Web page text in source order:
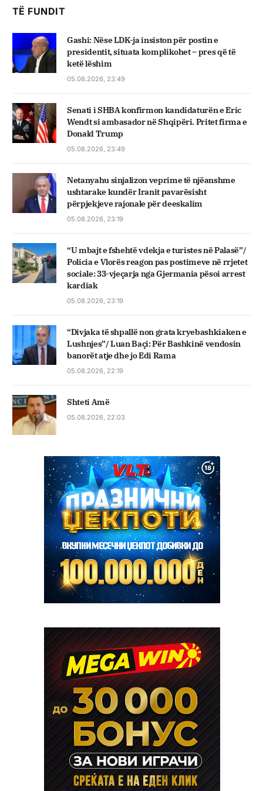
TË FUNDIT
Gashi: Nëse LDK-ja insiston për postin e
presidentit, situata komplikohet – pres që të
ketë lëshim
05.08.2026, 23:49
Senati i SHBA konfirmon kandidaturën e Eric
Wendt si ambasador në Shqipëri. Pritet firma e
Donald Trump
05.08.2026, 23:49
Netanyahu sinjalizon veprime të njëanshme
ushtarake kundër Iranit pavarësisht
përpjekjeve rajonale për deeskalim
05.08.2026, 23:19
“U mbajt e fshehtë vdekja e turistes në Palasë”/
Policia e Vlorës reagon pas postimeve në rrjetet
sociale: 33-vjeçarja nga Gjermania pësoi arrest
kardiak
05.08.2026, 23:19
“Divjaka të shpallë non grata kryebashkiaken e
Lushnjes”/ Luan Baçi: Për Bashkinë vendosin
banorët atje dhe jo Edi Rama
05.08.2026, 22:19
Shteti Amë
05.08.2026, 22:03